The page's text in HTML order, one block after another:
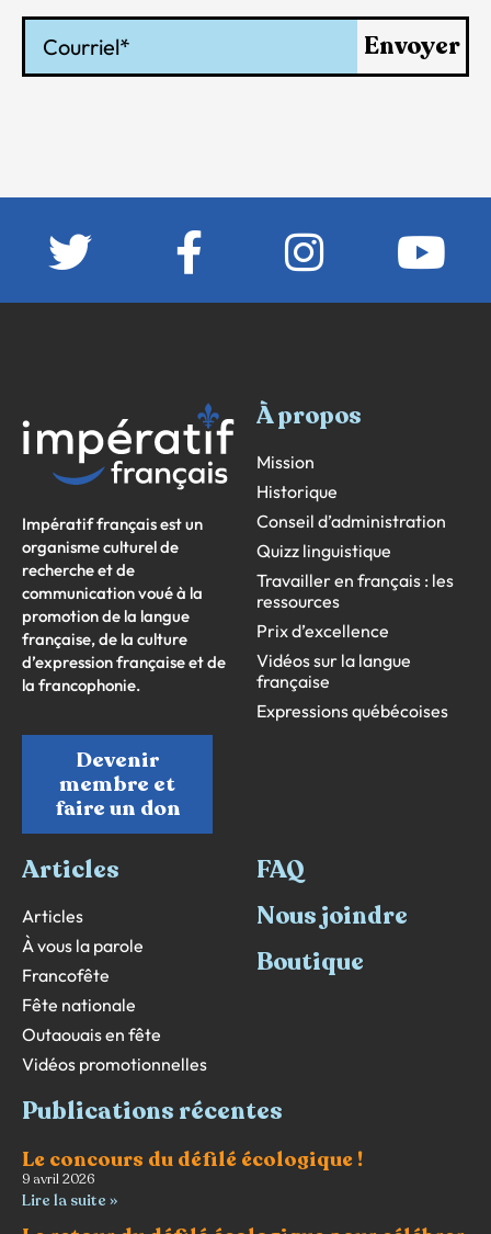
Envoyer
Impératif français est un
organisme culturel de
recherche et de
communication voué à la
promotion de la langue
française, de la culture
d’expression française et de
la francophonie.
Devenir
membre et
faire un don
À propos
Mission
Historique
Conseil d’administration
Quizz linguistique
Travailler en français : les
ressources
Prix d’excellence
Vidéos sur la langue
française
Expressions québécoises
Articles
Articles
À vous la parole
Francofête
Fête nationale
Outaouais en fête
Vidéos promotionnelles
FAQ
Nous joindre
Boutique
Publications récentes
Le concours du défilé écologique !
9 avril 2026
Lire la suite »